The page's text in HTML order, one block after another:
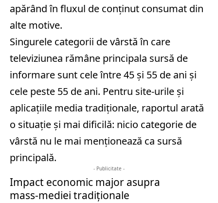
apărând în fluxul de conținut consumat din
alte motive.
Singurele categorii de vârstă în care
televiziunea rămâne principala sursă de
informare sunt cele între 45 și 55 de ani și
cele peste 55 de ani. Pentru site‑urile și
aplicațiile media tradiționale, raportul arată
o situație și mai dificilă: nicio categorie de
vârstă nu le mai menționează ca sursă
principală.
- Publicitate -
Impact economic major asupra
mass‑mediei tradiționale